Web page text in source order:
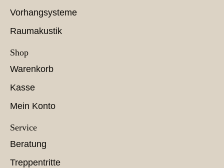
Vorhangsysteme
Raumakustik
Shop
Warenkorb
Kasse
Mein Konto
Service
Beratung
Treppentritte